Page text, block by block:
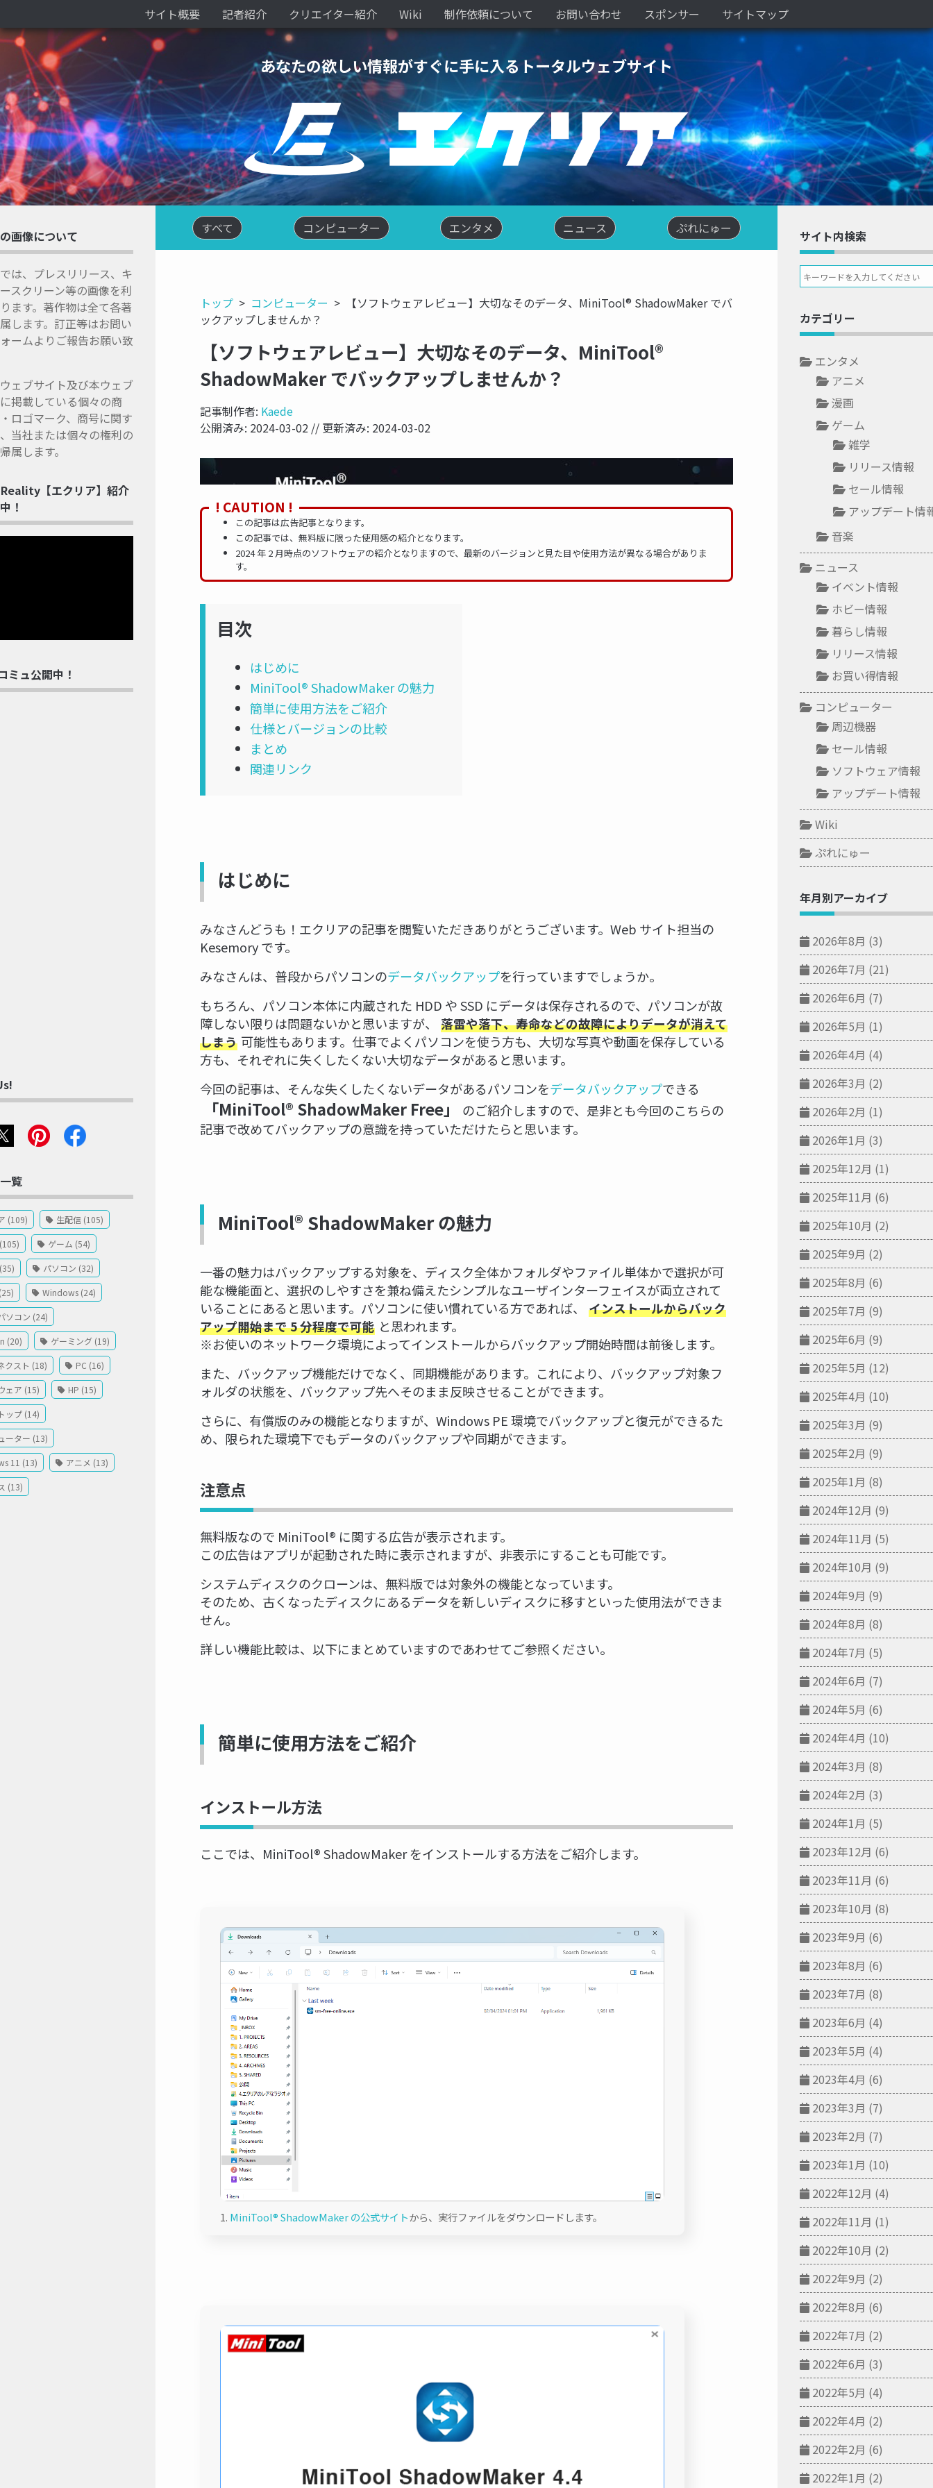
サイト概要 記者紹介 クリエイター紹介 Wiki 制作依頼について お問い合わせ スポンサー サイトマップ
あなたの欲しい情報がすぐに手に入るトータルウェブサイト
すべて コンピューター エンタメ ニュース ぷれにゅー
トップ コンピューター
【ソフトウェアレビュー】大切なそのデータ、MiniTool® ShadowMaker でバ
ックアップしませんか？
【ソフトウェアレビュー】大切なそのデータ、MiniTool®
ShadowMaker でバックアップしませんか？
記事制作者: Kaede
公開済み: 2024-03-02 // 更新済み: 2024-03-02
! CAUTION !
この記事は広告記事となります。
この記事では、無料版に限った使用感の紹介となります。
2024 年 2 月時点のソフトウェアの紹介となりますので、最新のバージョンと見た目や使用方法が異なる場合がありま
す。
目次
はじめに
MiniTool® ShadowMaker の魅力
簡単に使用方法をご紹介
仕様とバージョンの比較
まとめ
関連リンク
はじめに
みなさんどうも！エクリアの記事を閲覧いただきありがとうございます。Web サイト担当の
Kesemory です。
みなさんは、普段からパソコンのデータバックアップを行っていますでしょうか。
もちろん、パソコン本体に内蔵された HDD や SSD にデータは保存されるので、パソコンが故
障しない限りは問題ないかと思いますが、
落雷や落下、寿命などの故障によりデータが消えて
しまう 可能性もあります。仕事でよくパソコンを使う方も、大切な写真や動画を保存している
方も、それぞれに失くしたくない大切なデータがあると思います。
今回の記事は、そんな失くしたくないデータがあるパソコンをデータバックアップできる
「MiniTool® ShadowMaker Free」
のご紹介しますので、是非とも今回のこちらの
記事で改めてバックアップの意識を持っていただけたらと思います。
MiniTool® ShadowMaker の魅力
一番の魅力はバックアップする対象を、ディスク全体かフォルダやファイル単体かで選択が可
能な機能面と、選択のしやすさを兼ね備えたシンプルなユーザインターフェイスが両立されて
いることにあると思います。パソコンに使い慣れている方であれば、
インストールからバック
アップ開始まで 5 分程度で可能 と思われます。
※お使いのネットワーク環境によってインストールからバックアップ開始時間は前後します。
また、バックアップ機能だけでなく、同期機能があります。これにより、バックアップ対象フ
ォルダの状態を、バックアップ先へそのまま反映させることができます。
さらに、有償版のみの機能となりますが、Windows PE 環境でバックアップと復元ができるた
め、限られた環境下でもデータのバックアップや同期ができます。
注意点
無料版なので MiniTool® に関する広告が表示されます。
この広告はアプリが起動された時に表示されますが、非表示にすることも可能です。
システムディスクのクローンは、無料版では対象外の機能となっています。
そのため、古くなったディスクにあるデータを新しいディスクに移すといった使用法ができま
せん。
詳しい機能比較は、以下にまとめていますのであわせてご参照ください。
簡単に使用方法をご紹介
インストール方法
ここでは、MiniTool® ShadowMaker をインストールする方法をご紹介します。
1. MiniTool® ShadowMaker の公式サイトから、実行ファイルをダウンロードします。
画像について
は、プレスリリース、キ
スクリーン等の画像を利
ます。著作物は全て各著
します。訂正等はお問い
ームよりご報告お願い致
ェブサイト及び本ウェブ
掲載している個々の商
ロゴマーク、商号に関す
当社または個々の権利の
属します。
【エクリア】紹介
！
ミュ公開中！
覧
(109) 生配信 (105)
ゲーム (54)
パソコン (32)
Windows (24)
ソコン (24)
(20) ゲーミング (19)
クスト (18) PC (16)
ェア (15) HP (15)
ップ (14)
ーター (13)
11 (13) アニメ (13)
(13)
サイト内検索
カテゴリー
エンタメ
アニメ
漫画
ゲーム
雑学
リリース情報
セール情報
アップデート情
音楽
ニュース
イベント情報
ホビー情報
暮らし情報
リリース情報
お買い得情報
コンピューター
周辺機器
セール情報
ソフトウェア情報
アップデート情報
Wiki
ぷれにゅー
年月別アーカイブ
2026年8月 (3)
2026年7月 (21)
2026年6月 (7)
2026年5月 (1)
2026年4月 (4)
2026年3月 (2)
2026年2月 (1)
2026年1月 (3)
2025年12月 (1)
2025年11月 (6)
2025年10月 (2)
2025年9月 (2)
2025年8月 (6)
2025年7月 (9)
2025年6月 (9)
2025年5月 (12)
2025年4月 (10)
2025年3月 (9)
2025年2月 (9)
2025年1月 (8)
2024年12月 (9)
2024年11月 (5)
2024年10月 (9)
2024年9月 (9)
2024年8月 (8)
2024年7月 (5)
2024年6月 (7)
2024年5月 (6)
2024年4月 (10)
2024年3月 (8)
2024年2月 (3)
2024年1月 (5)
2023年12月 (6)
2023年11月 (6)
2023年10月 (8)
2023年9月 (6)
2023年8月 (6)
2023年7月 (8)
2023年6月 (4)
2023年5月 (4)
2023年4月 (6)
2023年3月 (7)
2023年2月 (7)
2023年1月 (10)
2022年12月 (4)
2022年11月 (1)
2022年10月 (2)
2022年9月 (2)
2022年8月 (6)
2022年7月 (2)
2022年6月 (3)
2022年5月 (4)
2022年4月 (2)
2022年2月 (6)
2022年1月 (2)